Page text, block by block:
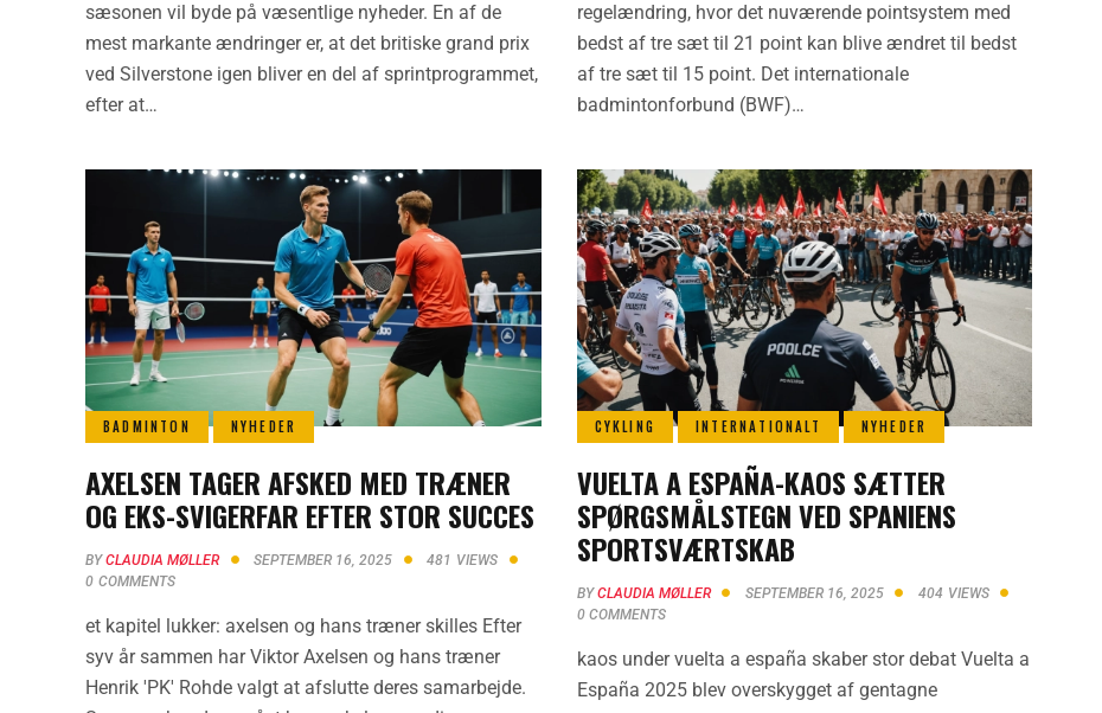
sæsonen vil byde på væsentlige nyheder. En af de
mest markante ændringer er, at det britiske grand prix
ved Silverstone igen bliver en del af sprintprogrammet,
efter at…
regelændring, hvor det nuværende pointsystem med
bedst af tre sæt til 21 point kan blive ændret til bedst
af tre sæt til 15 point. Det internationale
badmintonforbund (BWF)…
BADMINTON NYHEDER
AXELSEN TAGER AFSKED MED TRÆNER
OG EKS-SVIGERFAR EFTER STOR SUCCES
BYCLAUDIA MØLLER SEPTEMBER 16, 2025 481 VIEWS
0 COMMENTS
et kapitel lukker: axelsen og hans træner skilles Efter
syv år sammen har Viktor Axelsen og hans træner
Henrik 'PK' Rohde valgt at afslutte deres samarbejde.
CYKLING INTERNATIONALT NYHEDER
VUELTA A ESPAÑA-KAOS SÆTTER
SPØRGSMÅLSTEGN VED SPANIENS
SPORTSVÆRTSKAB
BYCLAUDIA MØLLER SEPTEMBER 16, 2025 404 VIEWS
0 COMMENTS
kaos under vuelta a españa skaber stor debat Vuelta a
España 2025 blev overskygget af gentagne